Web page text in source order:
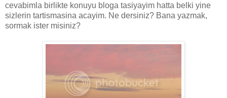
cevabimla birlikte konuyu bloga tasiyayim hatta belki yine
sizlerin tartismasina acayim. Ne dersiniz? Bana yazmak,
sormak ister misiniz?